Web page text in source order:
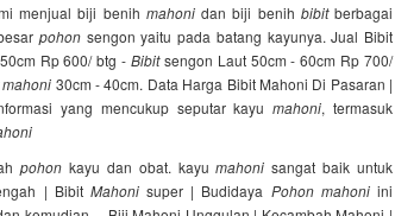
menjual biji benih mahonidan biji benih bibitberbagai
pohonsengon yaitu pada batang kayunya. Jual Bibit
Rp 600/ btg -Bibitsengon Laut 50cm - 60cm Rp 700/
30cm - 40cm. Data Harga Bibit Mahoni Di Pasaran |
yang mencukup seputar kayumahoni, termasuk
pohon kayu dan obat. kayumahoni sangat baik untuk
| Bibit Mahonisuper | Budidaya Pohon mahoniini